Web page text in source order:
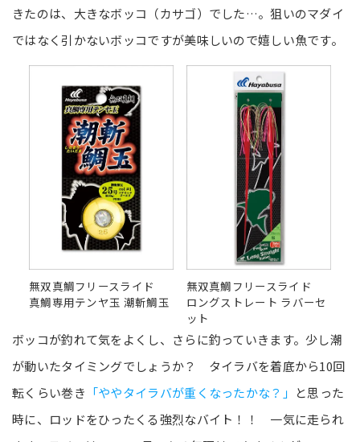
きたのは、大きなボッコ（カサゴ）でした…。狙いのマダイ
ではなく引かないボッコですが美味しいので嬉しい魚です。
無双真鯛フリースライド
真鯛専用テンヤ玉 潮斬鯛玉
無双真鯛フリースライド
ロングストレート ラバーセ
ット
ボッコが釣れて気をよくし、さらに釣っていきます。少し潮
が動いたタイミングでしょうか？ タイラバを着底から10回
転くらい巻き 「ややタイラバが重くなったかな？」 と思った
時に、ロッドをひったくる強烈なバイト！！ 一気に走られ